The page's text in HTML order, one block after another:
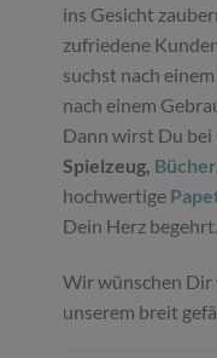
ins Gesicht
zufriedene
suchst nach
nach einem
Dann wirst Du bei
Spielzeug, Bücher
hochwertige
Dein Herz begehrt.
Wir wünschen Dir
unserem breit